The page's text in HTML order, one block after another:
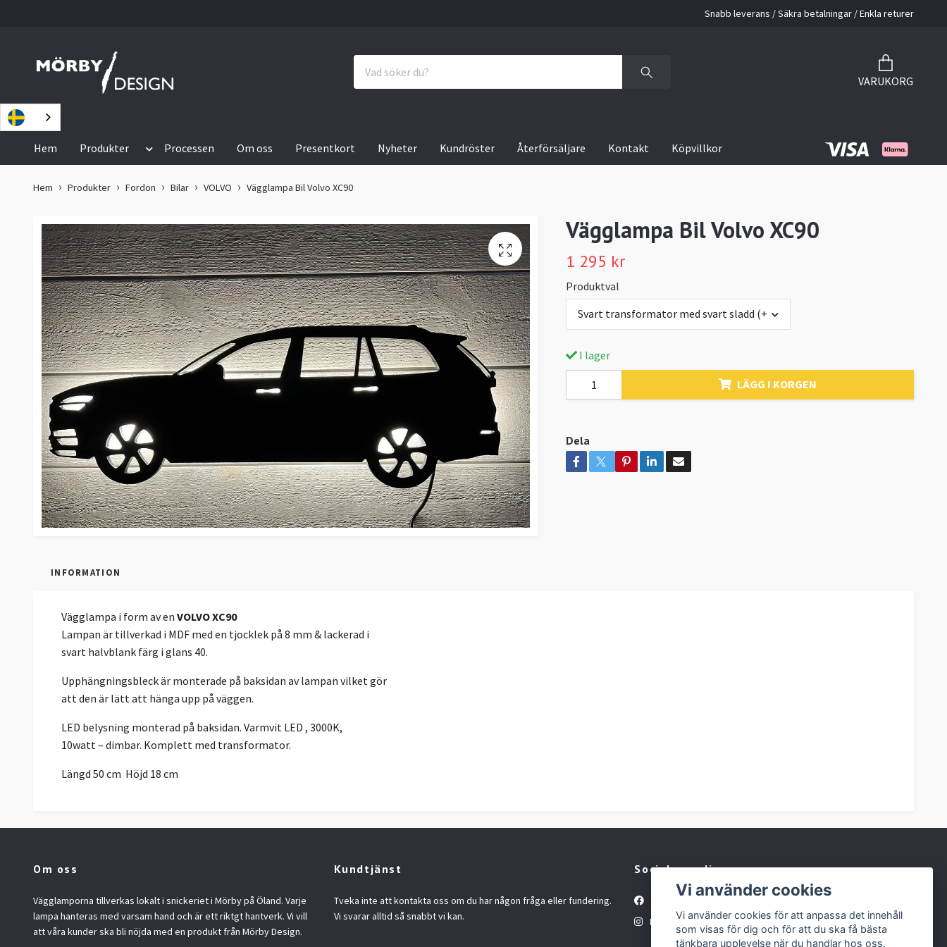
Snabb leverans / Säkra betalningar / Enkla returer
VARUKORG
Hem Produkter Processen Om oss Presentkort Nyheter Kundröster Återförsäljare Kontakt Köpvillkor
Hem Produkter Fordon Bilar VOLVO Vägglampa Bil Volvo XC90
Vägglampa Bil Volvo XC90
1 295 kr
Produktval
Svart transformator med svart sladd (+0 kr)
I lager
LÄGG I KORGEN
Dela
INFORMATION
Vägglampa i form av en VOLVO XC90
Lampan är tillverkad i MDF med en tjocklek på 8 mm & lackerad i
svart halvblank färg i glans 40.
Upphängningsbleck är monterade på baksidan av lampan vilket gör
att den är lätt att hänga upp på väggen.
LED belysning monterad på baksidan. Varmvit LED , 3000K,
10watt – dimbar. Komplett med transformator.
Längd 50 cm Höjd 18 cm
Om oss
Vägglamporna tillverkas lokalt i snickeriet i Mörby på Öland. Varje
lampa hanteras med varsam hand och är ett riktgt hantverk. Vi vill
att våra kunder ska bli nöjda med en produkt från Mörby Design.
Kundtjänst
Tveka inte att kontakta oss om du har någon fråga eller fundering.
Vi svarar alltid så snabbt vi kan.
Sociala medier
Instagram
Vi använder cookies
Vi använder cookies för att anpassa det innehåll
som visas för dig och för att du ska få bästa
tänkbara upplevelse när du handlar hos oss.